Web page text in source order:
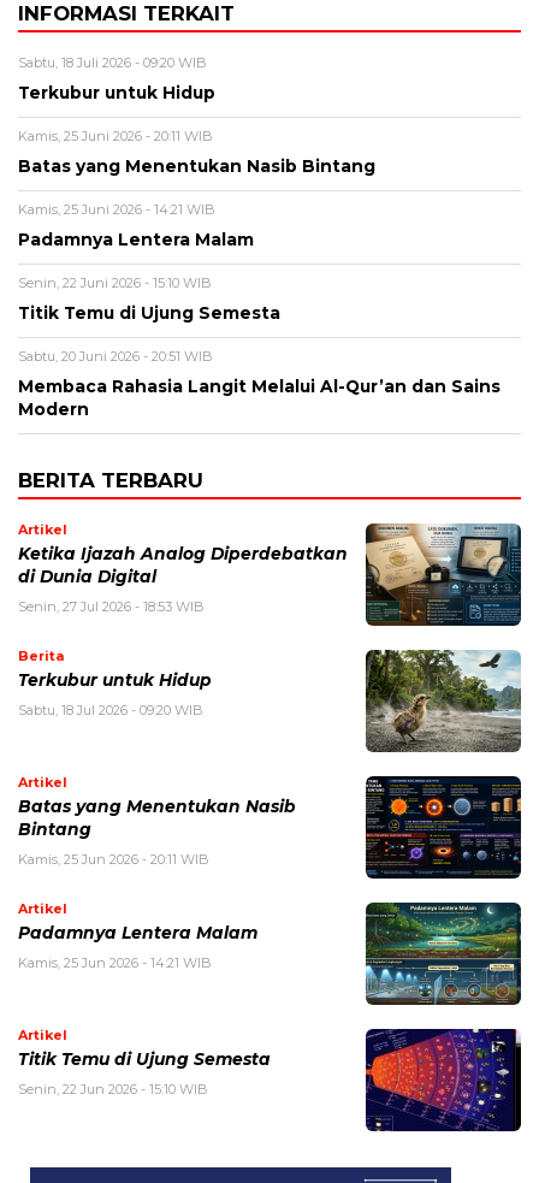
INFORMASI TERKAIT
Sabtu, 18 Juli 2026 - 09:20 WIB
Terkubur untuk Hidup
Kamis, 25 Juni 2026 - 20:11 WIB
Batas yang Menentukan Nasib Bintang
Kamis, 25 Juni 2026 - 14:21 WIB
Padamnya Lentera Malam
Senin, 22 Juni 2026 - 15:10 WIB
Titik Temu di Ujung Semesta
Sabtu, 20 Juni 2026 - 20:51 WIB
Membaca Rahasia Langit Melalui Al-Qur’an dan Sains
Modern
BERITA TERBARU
Artikel
Ketika Ijazah Analog Diperdebatkan
di Dunia Digital
Senin, 27 Jul 2026 - 18:53 WIB
Berita
Terkubur untuk Hidup
Sabtu, 18 Jul 2026 - 09:20 WIB
Artikel
Batas yang Menentukan Nasib
Bintang
Kamis, 25 Jun 2026 - 20:11 WIB
Artikel
Padamnya Lentera Malam
Kamis, 25 Jun 2026 - 14:21 WIB
Artikel
Titik Temu di Ujung Semesta
Senin, 22 Jun 2026 - 15:10 WIB